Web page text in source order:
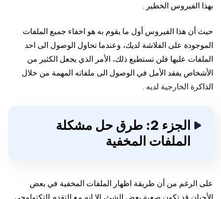
بهذا الفيروس الخطير .
حيث أن هذا الفيروس أول ما يقوم به هو اخفاء جميع الملفات
الموجودة على الفلاشة لديك، وعندما تحاول الوصول الى احد
الملفات عليها فلن تستطيع ذلك، الأمر الذي يجعل الكثير من
الأشخاص يفقد الأمل في الوصول الى ملفاته المهمة من خلال
الذاكرة الخارجية لديه .
الجزء 2: طرق حل مشكلة
الملفات المخفية
على الرغم من أن طريقة اظهار الملفات المخفية في بعض